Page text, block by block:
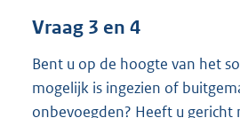
Vraag 3 en 4
Bent u op de hoogte van het
mogelijk is ingezien of
onbevoegden? Heeft u gericht